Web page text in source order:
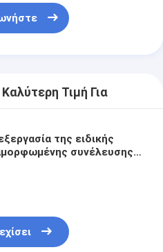
Τιμή Για
της ειδικής
συνέλευσης